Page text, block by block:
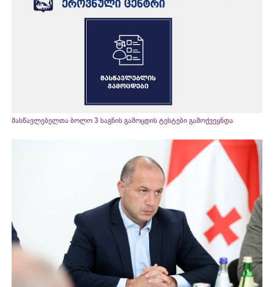
მასწავლებელთა ბოლო 3 საგნის გამოცდის ტესტები გამოქვეყნდა